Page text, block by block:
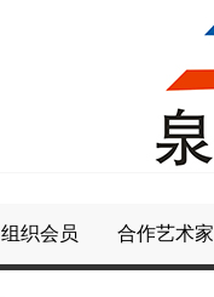
组织会员 合作艺术家